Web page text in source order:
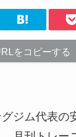
をコピーする
ジム代表の